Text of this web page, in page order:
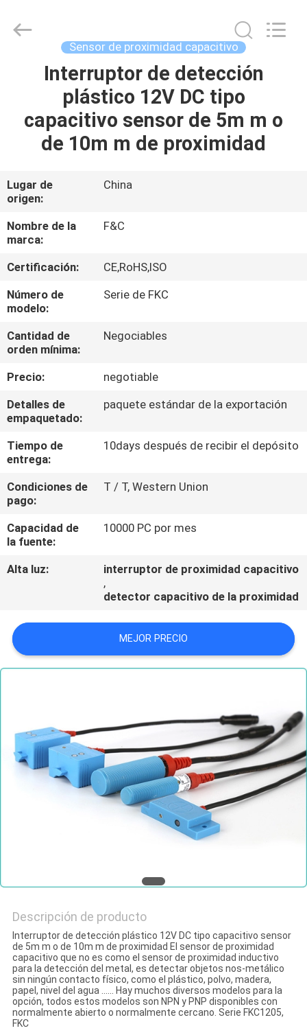
HOGAR
PRODUCTOS
NOSOTROS
VIAJE
DE
LA
FÁBRICA
CONTROL
CALIDAD
ÉNTRENOS
EN
CONTACTO
CON
PIDA
UNA
NOTICIAS
industrial
Proveedor.
automationsensors.com.
Reserved.
Sensor de proximidad capacitivo
Interruptor de detección
plástico 12V DC tipo
capacitivo sensor de 5m m o
de 10m m de proximidad
Lugar de
origen:
China
Nombre de la
marca:
F&C
Certificación:
CE,RoHS,ISO
Número de
modelo:
Serie de FKC
Cantidad de
orden mínima:
Negociables
Precio:
negotiable
Detalles de
empaquetado:
paquete estándar de la exportación
Tiempo de
entrega:
10days después de recibir el depósito
Condiciones de
pago:
T / T, Western Union
Capacidad de
la fuente:
10000 PC por mes
Alta luz:
interruptor de proximidad capacitivo
,
detector capacitivo de la proximidad
MEJOR PRECIO
Descripción de producto
Interruptor de detección plástico 12V DC tipo capacitivo sensor
de 5m m o de 10m m de proximidad El sensor de proximidad
capacitivo que no es como el sensor de proximidad inductivo
para la detección del metal, es detectar objetos nos-metálico
sin ningún contacto físico, como el plástico, polvo, madera,
papel, nivel del agua ...... Hay muchos diversos modelos para la
opción, todos estos modelos son NPN y PNP disponibles con
normalmente abierto o normalmente cercano. Serie FKC1205,
FKC